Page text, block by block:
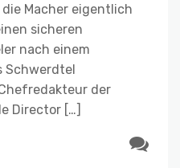
Macher eigentlich
sicheren
nach einem
Schwerdtel
der
Director […]